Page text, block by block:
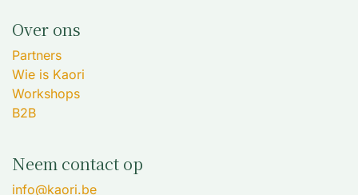
Over ons
Partners
Wie is Kaori
Workshops
B2B
Neem contact op
info@kaori.be